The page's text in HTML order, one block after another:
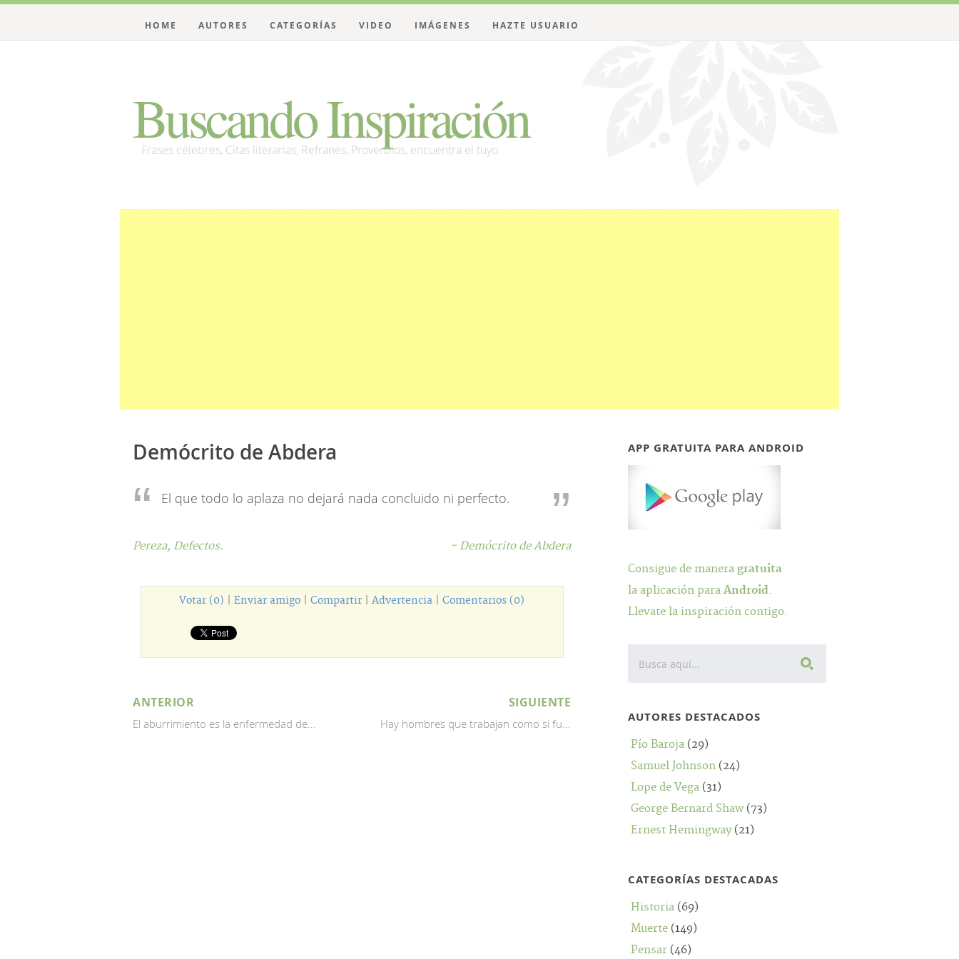
Buscando Inspiración
Frases célebres, Citas literarias, Refranes, Proverbios, encuentra el tuyo
HOME AUTORES CATEGORÍAS VIDEO IMÁGENES HAZTE USUARIO
Demócrito de Abdera
El que todo lo aplaza no dejará nada concluido ni perfecto.
Pereza, Defectos. - Demócrito de Abdera
Votar (0) Enviar amigo Compartir Advertencia Comentarios (0)
ANTERIOR
El aburrimiento es la enfermedad de...
SIGUIENTE
Hay hombres que trabajan como si fu...
APP GRATUITA PARA ANDROID
Consigue de maneragratuita
la aplicación paraAndroid.
Llevate la inspiración contigo.
AUTORES DESTACADOS
Pío Baroja (29)
Samuel Johnson (24)
Lope de Vega (31)
George Bernard Shaw(73)
Ernest Hemingway(21)
CATEGORÍAS DESTACADAS
Historia (69)
Muerte (149)
Pensar (46)